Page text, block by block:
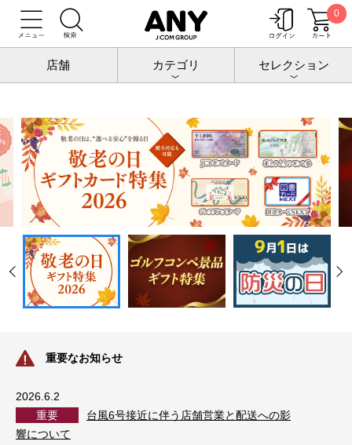
0
店舗 カテゴリ セレクション
重要なお知らせ
2026.6.2
重要
台風6号接近に伴う店舗営業と配送への影
響について